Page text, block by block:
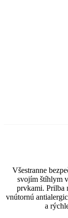
Všestranne
svojím štíhlym
prvkami. Prilba
vnútornú
a